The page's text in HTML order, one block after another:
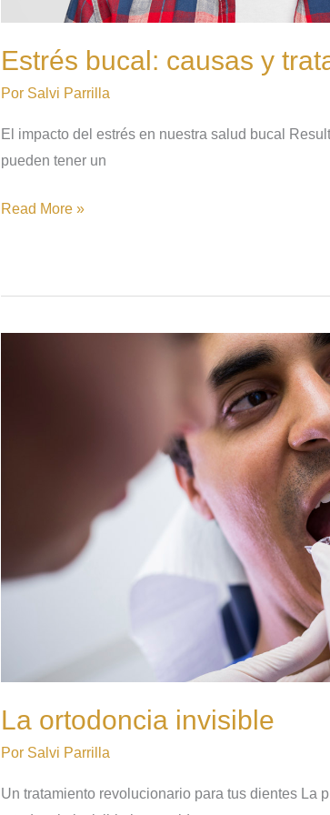
Estrés bucal: causas y
Por Salvi Parrilla
El impacto del estrés en nuestra salud bucal
pueden tener un
Read More »
La ortodoncia invisible
Por Salvi Parrilla
Un tratamiento revolucionario para tus dientes La